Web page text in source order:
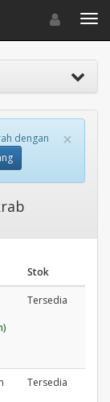
Toggle
×
dengan
Stok
Tersedia
Tersedia